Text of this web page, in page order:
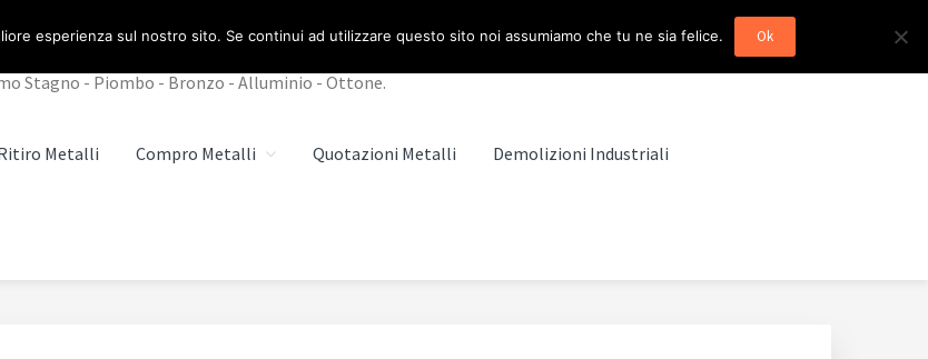
Stagno - Piombo - Bronzo - Alluminio - Ottone.
Metalli Compro Metalli Quotazioni Metalli Demolizioni Industriali
esperienza sul nostro sito. Se continui ad utilizzare questo sito noi assumiamo che tu ne sia felice. Ok